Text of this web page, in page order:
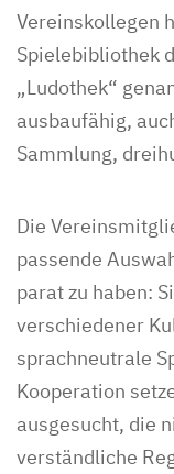
Vereinskollegen
Spielebibliothek
„Ludothek“
ausbaufähig,
Sammlung,
Die
passende
parat zu haben:
verschiedener
sprachneutrale
Kooperation
ausgesucht, die
verständliche